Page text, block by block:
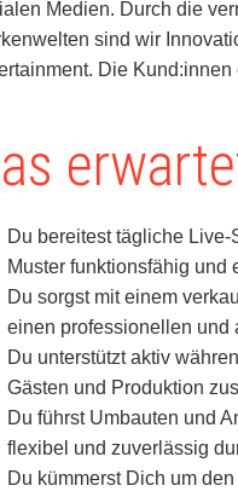
Medien. Durch die
sind wir
Die
Du bereitest tägliche
Muster funktionsfähig und
Du sorgst mit einem
einen professionellen und
Du unterstützt aktiv
Gästen und Produktion
Du führst Umbauten und
flexibel und zuverlässig
Du kümmerst Dich um